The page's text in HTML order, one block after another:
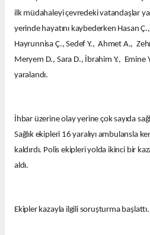
ilk müdahaleyi çevredeki vatandaşlar
yerinde hayatını kaybederken Hasan
Hayrunnisa Ç., Sedef Y., Ahmet A.,
Meryem D., Sara D., İbrahim Y., Emine
yaralandı.
İhbar üzerine olay yerine çok sayıda
Sağlık ekipleri 16 yaralıyı ambulansla
kaldırdı. Polis ekipleri yolda ikinci bir
aldı.
Ekipler kazayla ilgili soruşturma başlattı.